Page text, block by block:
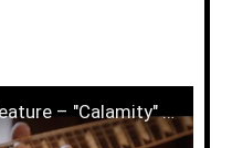
King Shelter's Creature Feature – "Calamity" LIVE